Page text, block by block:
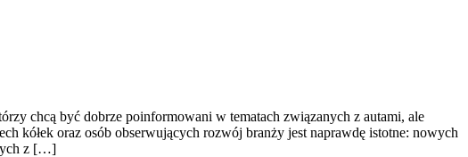
chcą być dobrze poinformowani w tematach związanych z autami, ale
kółek oraz osób obserwujących rozwój branży jest naprawdę istotne: nowych
z […]